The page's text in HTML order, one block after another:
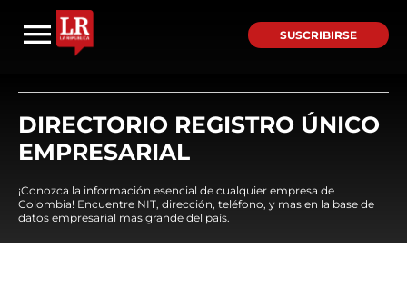
SUSCRIBIRSE
DIRECTORIO REGISTRO ÚNICO
EMPRESARIAL
¡Conozca la información esencial de cualquier empresa de
Colombia! Encuentre NIT, dirección, teléfono, y mas en la base de
datos empresarial mas grande del país.